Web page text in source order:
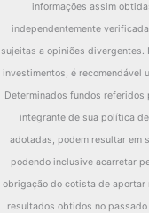
informações assim
independentemente
sujeitas a opiniões divergentes.
investimentos, é recomendável
Determinados fundos
integrante de sua política
adotadas, podem resultar em
podendo inclusive acarretar
obrigação do cotista de aportar
resultados obtidos no